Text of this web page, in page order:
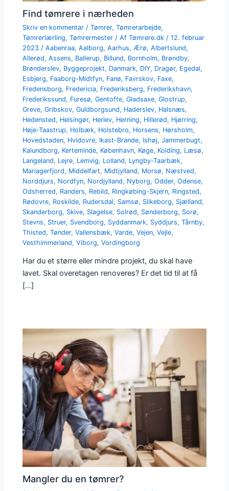
Find tømrere i nærheden
Skriv en kommentar /Tømrer,Tømrerarbejde,
Tømrerlærling,Tømrermester / AfTømrere.dk/12. februar
2023/Aabenraa,Aalborg,Aarhus,Ærø,Albertslund,
Allerød,Assens, Ballerup, Billund, Bornholm, Brøndby,
Brønderslev, Byggeprojekt, Danmark, DIY, Dragør, Egedal,
Esbjerg, Faaborg-Midtfyn, Fanø, Favrskov, Faxe,
Fredensborg, Fredericia, Frederiksberg, Frederikshavn,
Frederikssund, Furesø,Gentofte,Gladsaxe,Glostrup,
Greve,Gribskov,Guldborgsund, Haderslev, Halsnæs,
Hedensted, Helsingør, Herlev, Herning, Hillerød, Hjørring,
Høje-Taastrup, Holbæk, Holstebro, Horsens, Hørsholm,
Hovedstaden, Hvidovre, Ikast-Brande, Ishøj,Jammerbugt,
Kalundborg, Kerteminde, København, Køge, Kolding, Læsø,
Langeland, Lejre, Lemvig, Lolland, Lyngby-Taarbæk,
Mariagerfjord, Middelfart, Midtjylland, Morsø, Næstved,
Norddjurs, Nordfyn, Nordjylland, Nyborg,Odder,Odense,
Odsherred, Randers, Rebild, Ringkøbing-Skjern, Ringsted,
Rødovre, Roskilde, Rudersdal, Samsø, Silkeborg, Sjælland,
Skanderborg, Skive, Slagelse, Solrød, Sønderborg, Sorø,
Stevns, Struer, Svendborg, Syddanmark, Syddjurs,Tårnby,
Thisted,Tønder,Vallensbæk,Varde,Vejen,Vejle,
Vesthimmerland,Viborg,Vordingborg
Har du et større eller mindre projekt, du skal have
lavet. Skal overetagen renoveres? Er det tid til at få
[…]
Mangler du en tømrer?